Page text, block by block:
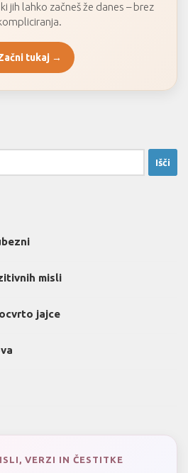
jih lahko začneš že danes – brez
tukaj →
misli
jajce
VERZI IN ČESTITKE